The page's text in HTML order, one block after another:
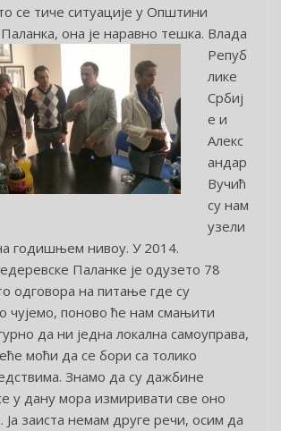
се тиче ситуације у Општини
она је наравно тешка. Влада
Репуб
лике
Србиј
е и
Алекс
андар
Вучић
су нам
узели
годишњем нивоу. У 2014.
Паланке је одузето 78
одговора на питање где су
чујемо, поново ће нам смањити
да ни једна локална самоуправа,
моћи да се бори са толико
Знамо да су дажбине
у дану мора измиривати све оно
Ја заиста немам друге речи, осим да